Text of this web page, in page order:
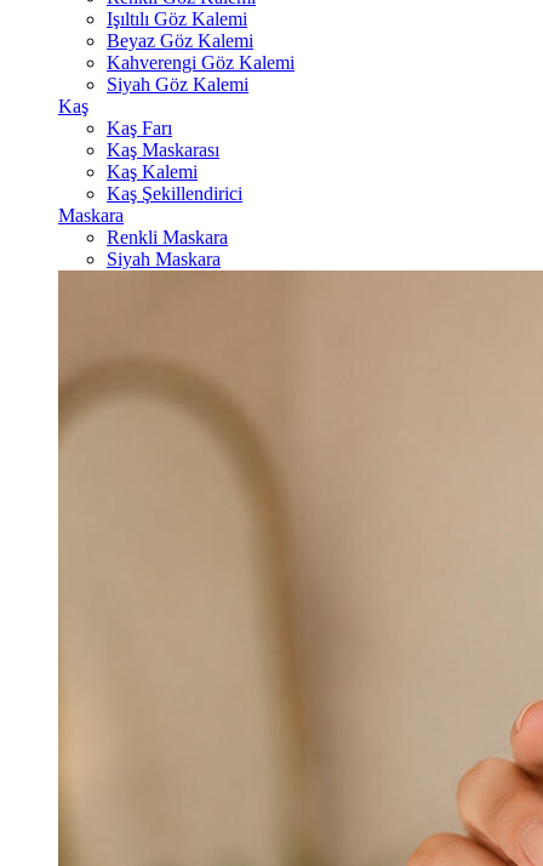
Işıltılı Göz Kalemi
Beyaz Göz Kalemi
Kahverengi Göz Kalemi
Siyah Göz Kalemi
Kaş
Kaş Farı
Kaş Maskarası
Kaş Kalemi
Kaş Şekillendirici
Maskara
Renkli Maskara
Siyah Maskara